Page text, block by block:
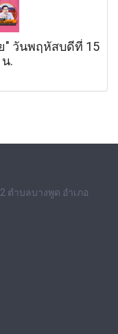
วันพฤหัสบดีที่ 15
.
ตำบลบางพูด อำเภอ